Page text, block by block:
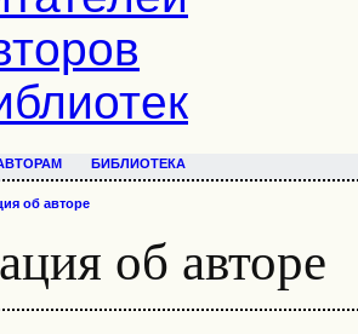
БИБЛИОТЕКА
об авторе
об авторе